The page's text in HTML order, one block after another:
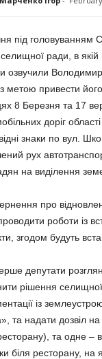
під головуванням
селищної ради, в якій
озвучили
метою привести
8 Бе­резня та 17
доріг
знаки по вул.
рух
на виділення
про
роботи із
згодом бу­дуть
депутати
рішення
із
та надати дозвіл
та одне –
біля ресторану, на